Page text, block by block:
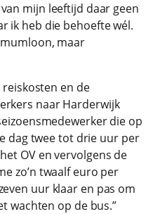
mijn leeftijd daar geen
ik heb die behoefte wél.
maar
en de
naar Harderwijk
die op
dag twee tot drie uur per
OV en vervolgens de
zo’n twaalf euro per
uur klaar en pas om
wachten op de bus.”